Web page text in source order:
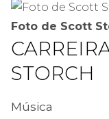
Foto de Scott
STORCH
Música